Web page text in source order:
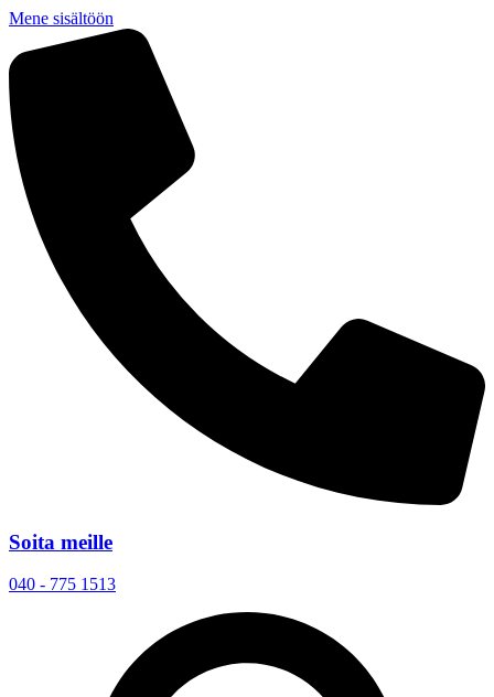
Mene sisältöön
Soita meille
040 - 775 1513